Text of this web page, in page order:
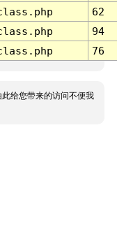
62
94
76
给您带来的访问不便我